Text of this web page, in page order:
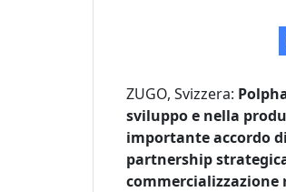
ZUGO, Svizzera:
sviluppo e nella
importante accordo
partnership